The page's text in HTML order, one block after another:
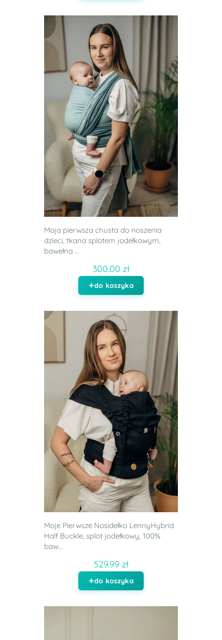
Moja pierwsza chusta do noszenia
dzieci, tkana splotem jodełkowym,
bawełna ...
300.00 zł
do koszyka
Moje Pierwsze Nosidełko LennyHybrid
Half Buckle, splot jodełkowy, 100%
baw...
529.99 zł
do koszyka